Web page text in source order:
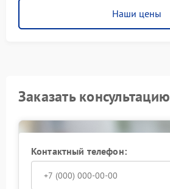
Наши цены
Заказать консультацию
Контактный телефон: